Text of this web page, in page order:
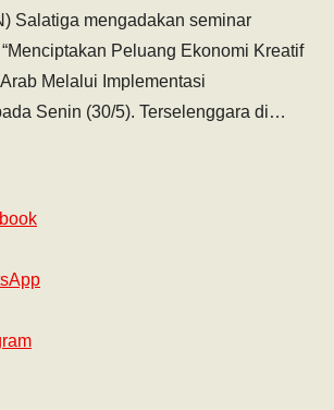
Salatiga mengadakan seminar
Peluang Ekonomi Kreatif
Melalui Implementasi
Senin (30/5). Terselenggara di…